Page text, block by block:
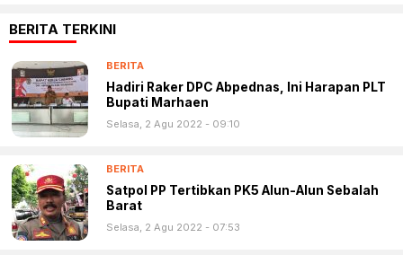
BERITA TERKINI
BERITA
Hadiri Raker DPC Abpednas, Ini Harapan PLT
Bupati Marhaen
Selasa, 2 Agu 2022 - 09:10
BERITA
Satpol PP Tertibkan PK5 Alun-Alun Sebalah
Barat
Selasa, 2 Agu 2022 - 07:53